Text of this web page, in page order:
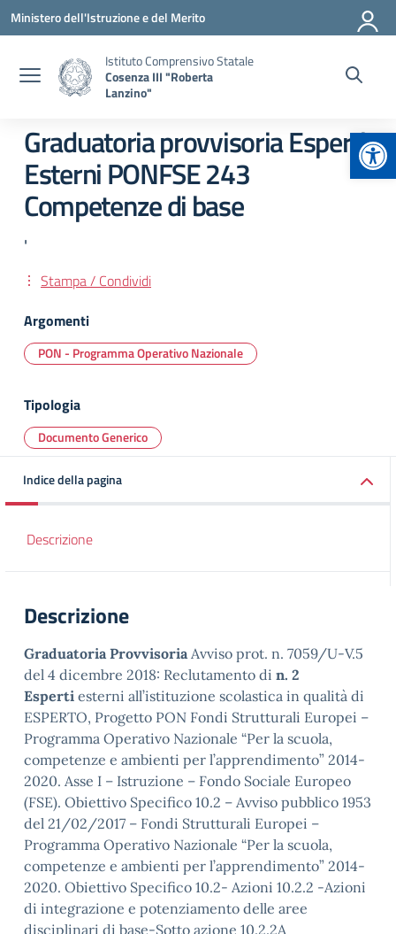
Vai ai contenuti
Vai al menu di navigazione
Vai al footer
Ministero dell'Istruzione e del Merito
Istituto Comprensivo Statale
Cosenza III "Roberta
Lanzino"
Graduatoria provvisoria Esperti
Esterni PONFSE 243
Competenze di base
'
Stampa / Condividi
Argomenti
PON - Programma Operativo Nazionale
Tipologia
Documento Generico
Indice della pagina
Descrizione
Descrizione
Graduatoria ProvvisoriaAvviso prot. n. 7059/U-V.5
del 4 dicembre 2018: Reclutamento di n. 2
Esperti esterni all’istituzione scolastica in qualità di
ESPERTO, Progetto PON Fondi Strutturali Europei –
Programma Operativo Nazionale “Per la scuola,
competenze e ambienti per l’apprendimento” 2014-
2020. Asse I – Istruzione – Fondo Sociale Europeo
(FSE). Obiettivo Specifico 10.2 – Avviso pubblico 1953
del 21/02/2017 – Fondi Strutturali Europei –
Programma Operativo Nazionale “Per la scuola,
competenze e ambienti per l’apprendimento” 2014-
2020. Obiettivo Specifico 10.2- Azioni 10.2.2 -Azioni
di integrazione e potenziamento delle aree
disciplinari di base-Sotto azione 10.2.2A